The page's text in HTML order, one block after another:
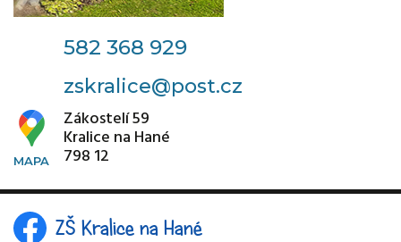
582 368 929
zskralice@post.cz
Zákostelí 59
Kralice na Hané
798 12
ZŠ Kralice na Hané